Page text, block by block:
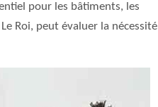
pour les bâtiments, les
Roi, peut évaluer la nécessité